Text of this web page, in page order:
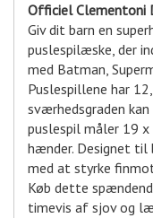
Officiel Clementoni
Giv dit barn en
puslespilæske, der
med Batman,
Puslespillene har
sværhedsgraden
puslespil måler 19
hænder. Designet til
med at styrke
Køb dette
timevis af sjov og